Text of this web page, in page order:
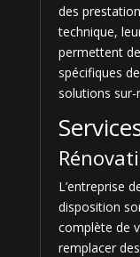
des
technique,
permettent
spécifiques
solutions
L’entreprise
disposition
complète de
remplacer